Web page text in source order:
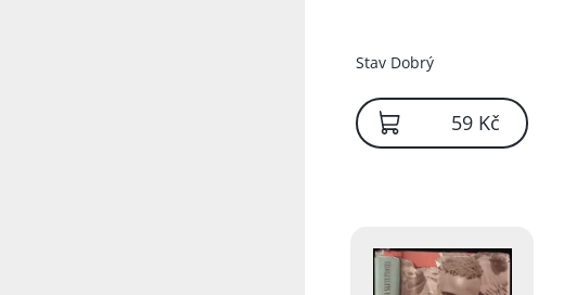
Stav Dobrý
59 Kč